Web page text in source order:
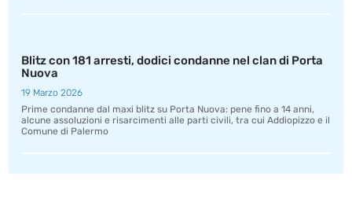
Blitz con 181 arresti, dodici condanne nel clan di Porta
Nuova
19 Marzo 2026
Prime condanne dal maxi blitz su Porta Nuova: pene fino a 14 anni,
alcune assoluzioni e risarcimenti alle parti civili, tra cui Addiopizzo e il
Comune di Palermo